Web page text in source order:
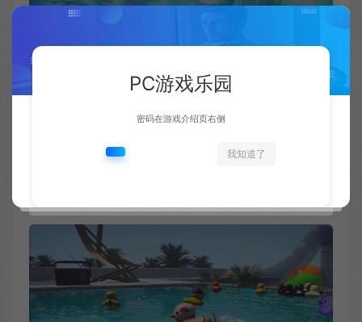
PC游戏乐园
密码在游戏介绍页右侧
我知道了